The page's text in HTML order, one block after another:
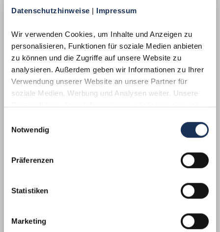
Datenschutzhinweise | Impressum
Wir verwenden Cookies, um Inhalte und Anzeigen zu
personalisieren, Funktionen für soziale Medien anbieten
zu können und die Zugriffe auf unsere Website zu
analysieren. Außerdem geben wir Informationen zu Ihrer
Verwendung unserer Website an unsere Partner für
soziale Medien, Werbung und Analysen weiter. Unsere
Partner führen diese Informationen möglicherweise mit
haben oder die sie im Rahmen Ihrer Nutzung der Dienste
Notwendig
Präferenzen
Statistiken
Marketing
5 €
Serie Erforschung des Weltraums
10. September 2026
Kupfer-Nickel
Teilkoloriert
Durchmesser 27,25 mm